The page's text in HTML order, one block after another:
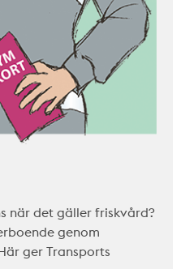
när det gäller friskvård?
genom
ger Transports